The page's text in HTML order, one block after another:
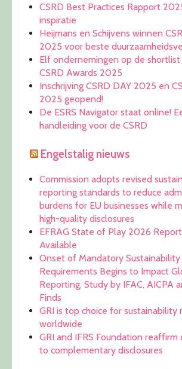
CSRD Best Practices Rapport
inspiratie
Heijmans en Schijvens winnen
2025 voor beste
Elf ondernemingen op de
CSRD Awards 2025
Inschrijving CSRD DAY 2025 en
2025 geopend!
De ESRS Navigator staat online!
handleiding voor de CSRD
Engelstalig nieuws
Commission adopts revised
reporting standards to reduce
burdens for EU businesses while
high-quality disclosures
EFRAG State of Play 2026
Available
Onset of Mandatory Sustainability
Requirements Begins to Impact
Reporting, Study by IFAC, AICPA
Finds
GRI is top choice for sustainability
worldwide
GRI and IFRS Foundation
to complementary disclosures